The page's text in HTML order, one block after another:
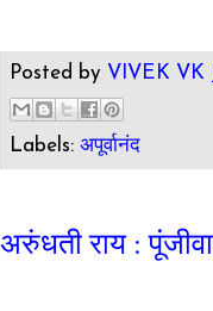
Posted by VIVEK VK
Labels:अपूर्वानंद
अरुंधती राय :